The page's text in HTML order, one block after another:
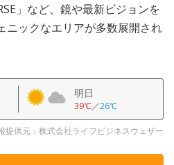
」など、鏡や最新ビジョンを
ニックなエリアが多数展開され
明日
39℃／26℃
提供元：株式会社ライフビジネスウェザー